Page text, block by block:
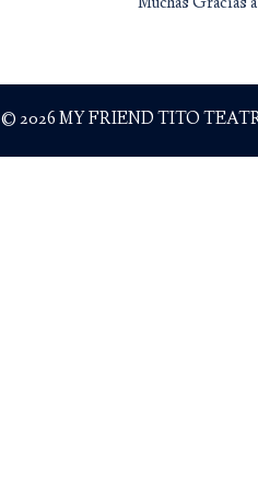
© 2026 MY FRIEND TITO